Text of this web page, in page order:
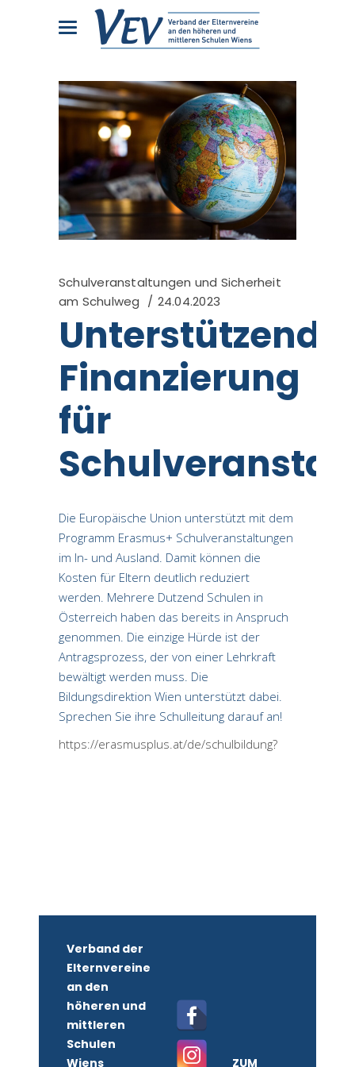
Schulveranstaltungen und Sicherheit
am Schulweg
24.04.2023
Unterstützende
Finanzierung
für
Die Europäische Union unterstützt mit dem
Programm Erasmus+ Schulveranstaltungen
im In- und Ausland. Damit können die
Kosten für Eltern deutlich reduziert
werden. Mehrere Dutzend Schulen in
Österreich haben das bereits in Anspruch
genommen. Die einzige Hürde ist der
Antragsprozess, der von einer Lehrkraft
bewältigt werden muss. Die
Bildungsdirektion Wien unterstützt dabei.
Sprechen Sie ihre Schulleitung darauf an!
https://erasmusplus.at/de/schulbildung?
Verband der
Elternvereine
an den
höheren und
mittleren
Schulen
Wiens
ZUM